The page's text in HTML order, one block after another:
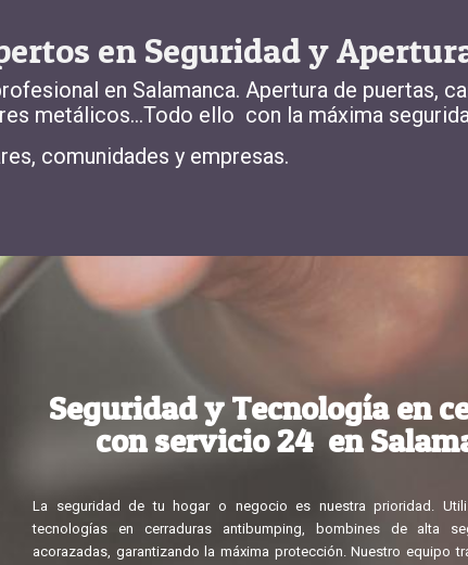
en Seguridad y
en Salamanca. Apertura de puertas,
metálicos…Todo ello con la máxima
comunidades y empresas.
Seguridad y Tecnología en
con servicio 24 en
La seguridad de tu hogar o negocio es nuestra prioridad.
tecnologías en cerraduras antibumping, bombines de alta
acorazadas, garantizando la máxima protección. Nuestro equipo